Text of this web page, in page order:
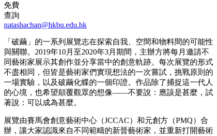
免費
查詢
natashachan@hkbu.edu.hk
「破繭」的一系列展覽志在探索自我、空間和物料間的可能性
與關聯。2019年10月至2020年3月期間，主辦方將每月邀請不
同藝術家展示其創作並分享當中的創意軌跡。每次展覽的形式
不盡相同，但皆是藝術家們實現想法的一次嘗試，挑戰原則的
一場實驗，以及破繭化蝶的一個印證。作品除了捕捉這一代人
的心境，也希望顛覆觀眾的想像——不要說：應該是甚麼，試
著說：可以成為甚麼。
展覽由賽馬會創意藝術中心（JCCAC）和元創方（PMQ）合
辦，讓大家認識來自不同範疇的新晉藝術家，並重新打開藝術